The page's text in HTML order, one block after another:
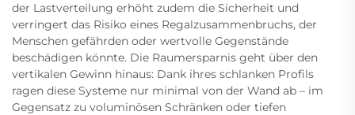
der Lastverteilung erhöht zudem die Sicherheit und
verringert das Risiko eines Regalzusammenbruchs, der
Menschen gefährden oder wertvolle Gegenstände
beschädigen könnte. Die Raumersparnis geht über den
vertikalen Gewinn hinaus: Dank ihres schlanken Profils
ragen diese Systeme nur minimal von der Wand ab – im
Gegensatz zu voluminösen Schränken oder tiefen